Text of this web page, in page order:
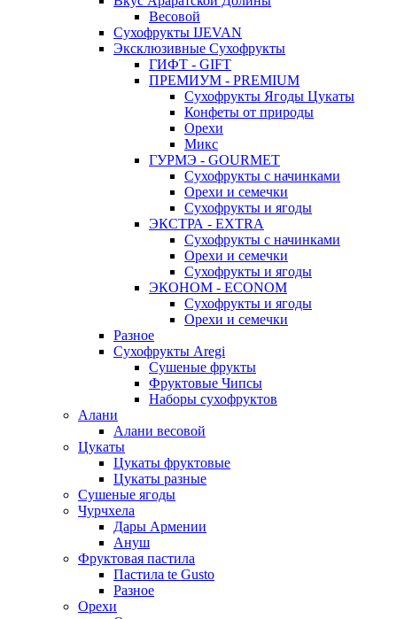
Весовой
Сухофрукты IJEVAN
Эксклюзивные Сухофрукты
ГИФТ - GIFT
ПРЕМИУМ - PREMIUM
Сухофрукты Ягоды Цукаты
Конфеты от природы
Орехи
Микс
ГУРМЭ - GOURMET
Сухофрукты с начинками
Орехи и семечки
Сухофрукты и ягоды
ЭКСТРА - EXTRA
Сухофрукты с начинками
Орехи и семечки
Сухофрукты и ягоды
ЭКОНОМ - ECONOM
Сухофрукты и ягоды
Орехи и семечки
Разное
Сухофрукты Aregi
Сушеные фрукты
Фруктовые Чипсы
Наборы сухофруктов
Алани
Алани весовой
Цукаты
Цукаты фруктовые
Цукаты разные
Сушеные ягоды
Чурчхела
Дары Армении
Ануш
Фруктовая пастила
Пастила te Gusto
Разное
Орехи